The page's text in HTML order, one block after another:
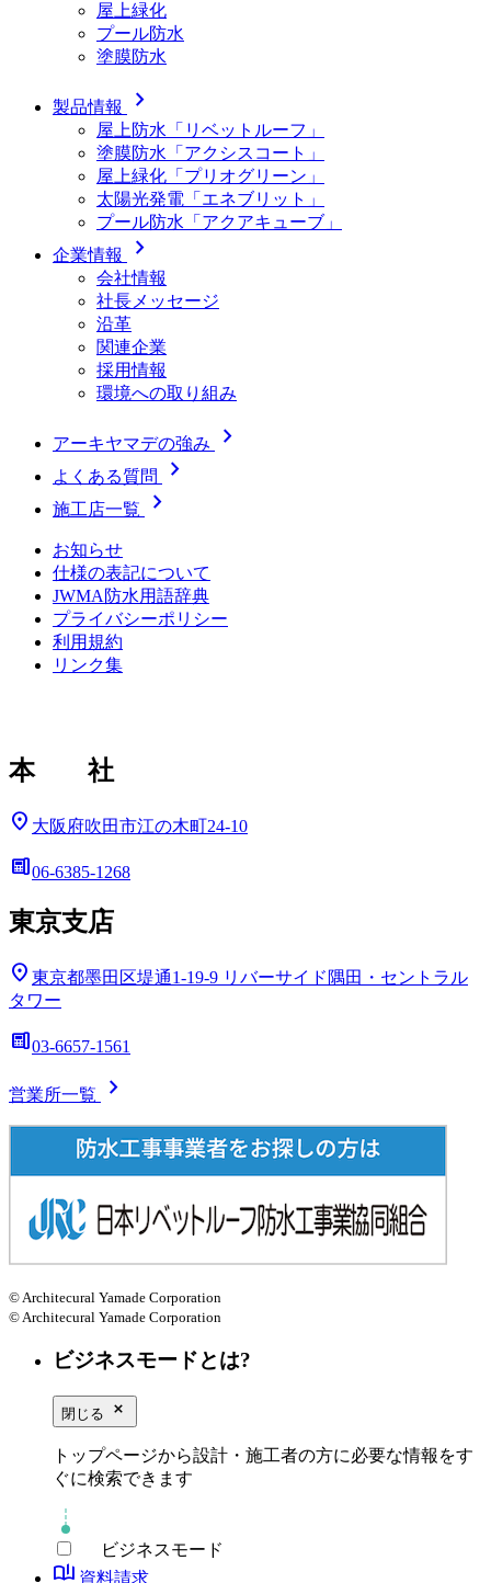
屋上緑化
プール防水
塗膜防水
製品情報 chevron_right
屋上防水「リベットルーフ」
塗膜防水「アクシスコート」
屋上緑化「プリオグリーン」
太陽光発電「エネブリット」
プール防水「アクアキューブ」
企業情報
chevron_right
会社情報
社長メッセージ
沿革
関連企業
採用情報
環境への取り組み
アーキヤマデの強み chevron_right
よくある質問 chevron_right
施工店一覧 chevron_right
お知らせ
仕様の表記について
JWMA防水用語辞典
プライバシーポリシー
利用規約
リンク集
本 社
location_on 大阪府吹田市江の木町24-10
deskphone06-6385-1268
東京支店
location_on 東京都墨田区堤通1-19-9 リバーサイド隅田・セントラル
タワー
deskphone03-6657-1561
営業所一覧 chevron_right
© Architecural Yamade Corporation
© Architecural Yamade Corporation
ビジネスモードとは?
閉じる close_small
トップページから設計・施工者の方に必要な情報をす
ぐに検索できます
ビジネスモード
book_ribbon 資料請求